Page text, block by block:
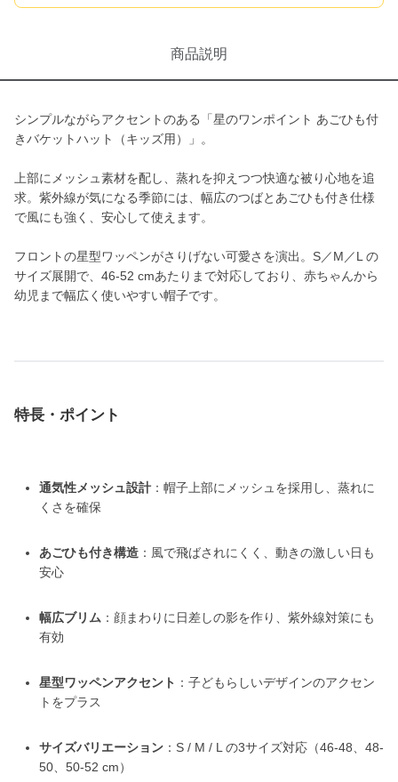
商品説明
シンプルながらアクセントのある「星のワンポイント あごひも付
きバケットハット（キッズ用）」。
上部にメッシュ素材を配し、蒸れを抑えつつ快適な被り心地を追
求。紫外線が気になる季節には、幅広のつばとあごひも付き仕様
で風にも強く、安心して使えます。
フロントの星型ワッペンがさりげない可愛さを演出。S／M／L の
サイズ展開で、46-52 cmあたりまで対応しており、赤ちゃんから
幼児まで幅広く使いやすい帽子です。
特長・ポイント
通気性メッシュ設計 ：帽子上部にメッシュを採用し、蒸れに
くさを確保
あごひも付き構造 ：風で飛ばされにくく、動きの激しい日も
安心
幅広ブリム ：顔まわりに日差しの影を作り、紫外線対策にも
有効
星型ワッペンアクセント ：子どもらしいデザインのアクセン
トをプラス
サイズバリエーション ：S / M / L の3サイズ対応（46-48、48-
50、50-52 cm）